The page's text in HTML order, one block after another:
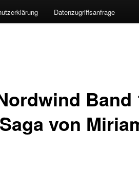
Datenzugriffsanfrage
Band
von